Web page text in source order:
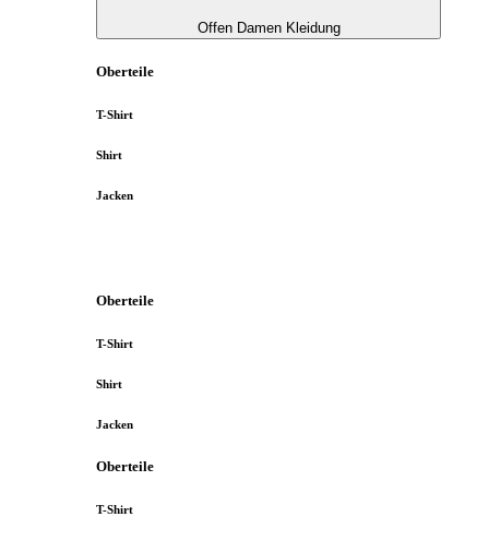
Offen Damen Kleidung
Oberteile
T-Shirt
Shirt
Jacken
Oberteile
T-Shirt
Shirt
Jacken
Oberteile
T-Shirt